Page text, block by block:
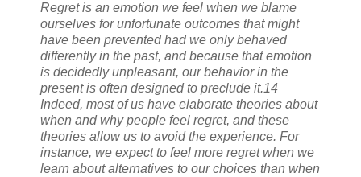
Regret is an emotion we feel when we blame
ourselves for unfortunate outcomes that might
have been prevented had we only behaved
differently in the past, and because that emotion
is decidedly unpleasant, our behavior in the
present is often designed to preclude it.14
Indeed, most of us have elaborate theories about
when and why people feel regret, and these
theories allow us to avoid the experience. For
instance, we expect to feel more regret when we
learn about alternatives to our choices than when